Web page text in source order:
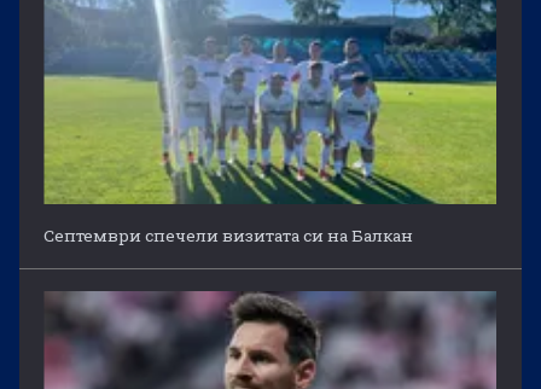
Септември спечели визитата си на Балкан